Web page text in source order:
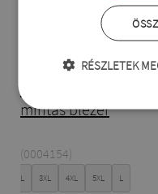
mintás blézer
(0004154)
XXL 3XL 4XL 5XL
RÉSZLETEK